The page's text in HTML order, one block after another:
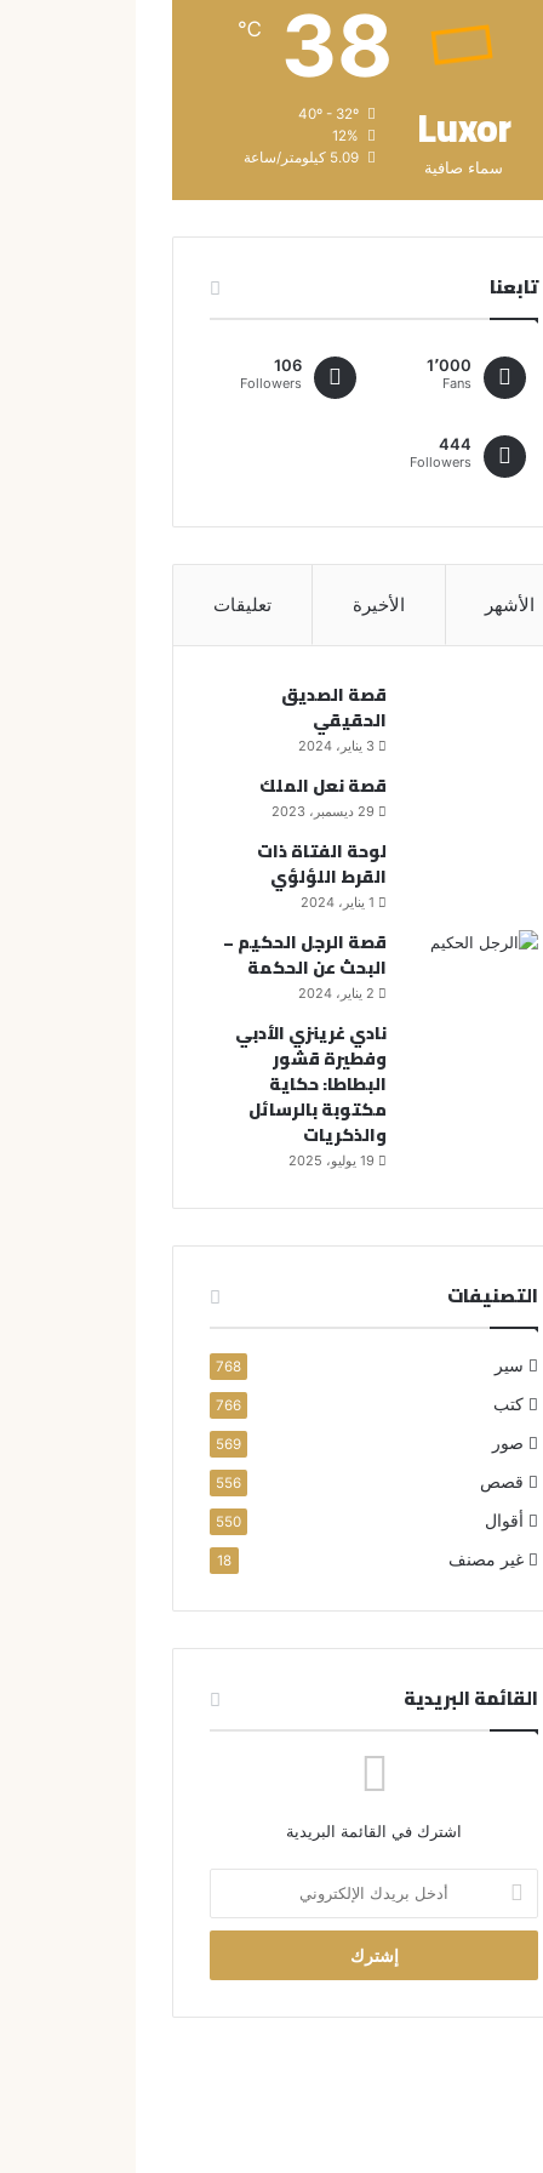
Luxor
سماء صافية
38
℃
40º - 32º
12%
5.09 كيلومتر/ساعة
تابعنا
1٬000
Fans
106
Followers
444
Followers
الأشهر الأخيرة تعليقات
قصة الصديق
الحقيقي
3 يناير، 2024
قصة نعل الملك
29 ديسمبر، 2023
لوحة الفتاة ذات
القرط اللؤلؤي
1 يناير، 2024
قصة الرجل الحكيم –
البحث عن الحكمة
2 يناير، 2024
نادي غرينزي الأدبي
وفطيرة قشور
البطاطا: حكاية
مكتوبة بالرسائل
والذكريات
19 يوليو، 2025
التصنيفات
سير 768
كتب 766
صور 569
قصص 556
أقوال 550
غير مصنف 18
القائمة البريدية
اشترك في القائمة البريدية
خ
ب